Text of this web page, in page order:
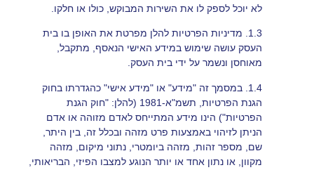
לא יוכל לספק לו את השירות המבוקש, כולו או חלקו.
1.3. מדיניות הפרטיות להלן מפרטת את האופן בו בית
העסק עושה שימוש במידע האישי הנאסף, מתקבל,
מאוחסן ונשמר על ידי בית העסק.
1.4. במסמך זה "מידע" או "מידע אישי" כהגדרתו בחוק
הגנת הפרטיות, תשמ"א-1981 (להלן: "חוק הגנת
הפרטיות") הינו מידע המתייחס לאדם מזוהה או אדם
הניתן לזיהוי באמצעות פרט מזהה ובכלל זה, בין היתר,
שם, מספר זהות, מזהה ביומטרי, נתוני מיקום, מזהה
מקוון, או נתון אחד או יותר הנוגע למצבו הפיזי, הבריאותי,